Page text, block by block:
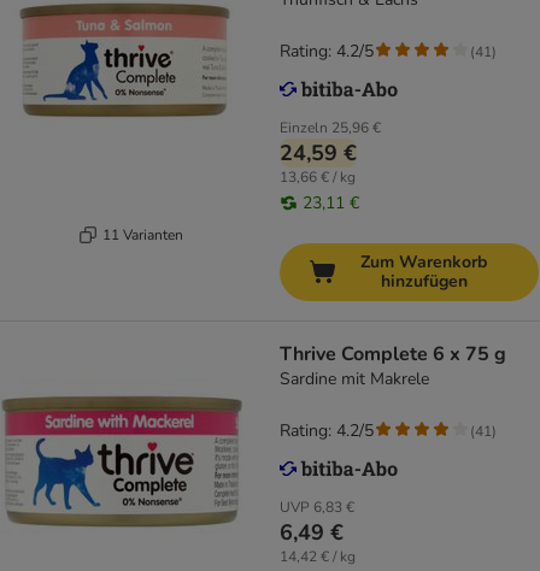
11 Varianten
Einzeln 25,96 €
24,59 €
13,66 € / kg
23,11 €
Rating: 4.2/5 (41)
Zum Warenkorb
hinzufügen
Thrive Complete 6 x 75 g
Sardine mit Makrele
UVP 6,83 €
6,49 €
14,42 € / kg
Rating: 4.2/5 (41)